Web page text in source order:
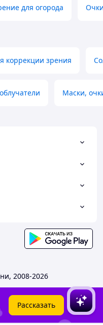
для огорода
коррекции зрения
Маски,
2008-2026
Рассказать